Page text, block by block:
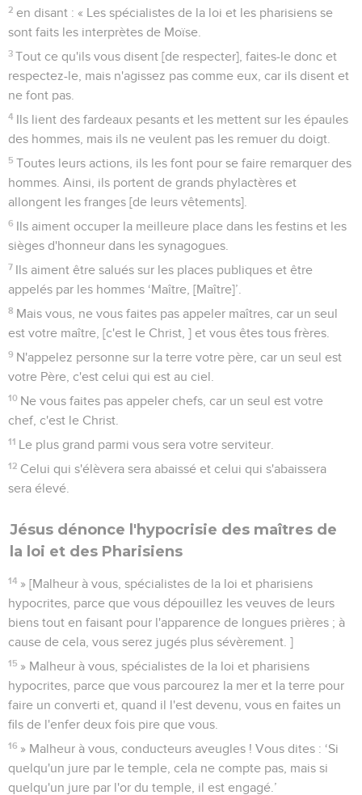
2 en disant : « Les spécialistes de la loi et les pharisiens se
sont faits les interprètes de Moïse.
3 Tout ce qu'ils vous disent [de respecter], faites-le donc et
respectez-le, mais n'agissez pas comme eux, car ils disent et
ne font pas.
4 Ils lient des fardeaux pesants et les mettent sur les épaules
des hommes, mais ils ne veulent pas les remuer du doigt.
5 Toutes leurs actions, ils les font pour se faire remarquer des
hommes. Ainsi, ils portent de grands phylactères et
allongent les franges [de leurs vêtements].
6 Ils aiment occuper la meilleure place dans les festins et les
sièges d'honneur dans les synagogues.
7 Ils aiment être salués sur les places publiques et être
appelés par les hommes ‘Maître, [Maître]’.
8 Mais vous, ne vous faites pas appeler maîtres, car un seul
est votre maître, [c'est le Christ, ] et vous êtes tous frères.
9 N'appelez personne sur la terre votre père, car un seul est
votre Père, c'est celui qui est au ciel.
10 Ne vous faites pas appeler chefs, car un seul est votre
chef, c'est le Christ.
11 Le plus grand parmi vous sera votre serviteur.
12 Celui qui s'élèvera sera abaissé et celui qui s'abaissera
sera élevé.
Jésus dénonce l'hypocrisie des maîtres de
la loi et des Pharisiens
14 » [Malheur à vous, spécialistes de la loi et pharisiens
hypocrites, parce que vous dépouillez les veuves de leurs
biens tout en faisant pour l'apparence de longues prières ; à
cause de cela, vous serez jugés plus sévèrement. ]
15 » Malheur à vous, spécialistes de la loi et pharisiens
hypocrites, parce que vous parcourez la mer et la terre pour
faire un converti et, quand il l'est devenu, vous en faites un
fils de l'enfer deux fois pire que vous.
16 » Malheur à vous, conducteurs aveugles ! Vous dites : ‘Si
quelqu'un jure par le temple, cela ne compte pas, mais si
quelqu'un jure par l'or du temple, il est engagé.’